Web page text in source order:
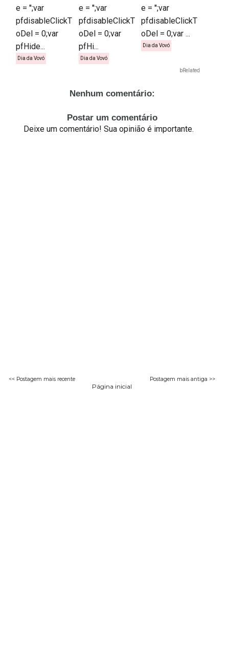
e = '';var
pfdisableClickT
oDel = 0;var
pfHide...
Dia da Vovó
e = '';var
pfdisableClickT
oDel = 0;var
pfHi...
Dia da Vovó
e = '';var
pfdisableClickT
oDel = 0;var ...
Dia da Vovó
bRelated
Nenhum comentário:
Postar um comentário
Deixe um comentário! Sua opinião é importante.
<< Postagem mais recente Postagem mais antiga >>
Página inicial